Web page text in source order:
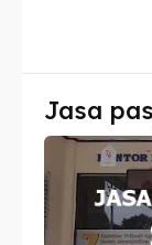
Imta
Legalisir
Apostille
Imta
Legalisir
Apostille
Jasa